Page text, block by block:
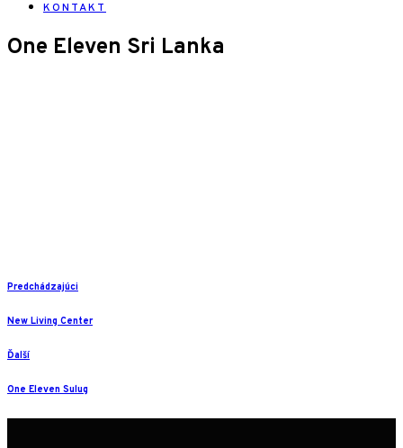
KONTAKT
One Eleven Sri Lanka
Predchádzajúci
New Living Center
Ďalší
One Eleven Sulug